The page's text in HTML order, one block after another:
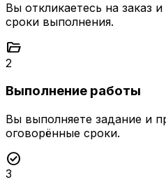
Вы откликаетесь на заказ
сроки выполнения.
folder_open
2
Выполнение работы
Вы выполняете задание и
оговорённые сроки.
check_circle
3